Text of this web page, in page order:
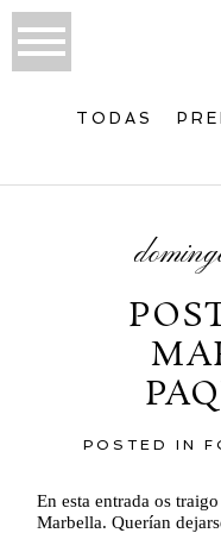
TODAS
POSTED IN
En esta entrada os
Marbella. Querían